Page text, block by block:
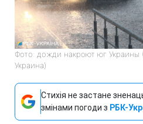
Фото: дожди накроют юг Украины
Украина)
Стихія не застане
змінами погоди з РБК-